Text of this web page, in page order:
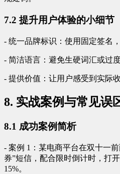
7.2 提升用户体验的小细节
- 统一品牌标识：使用固定签名
- 简洁语言：避免生硬词汇或过
- 提供价值：让用户感受到实际
8. 实战案例与常见误
8.1 成功案例简析
- 案例 1：某电商平台在双十一
券”短信，配合限时倒计时，打
15%。